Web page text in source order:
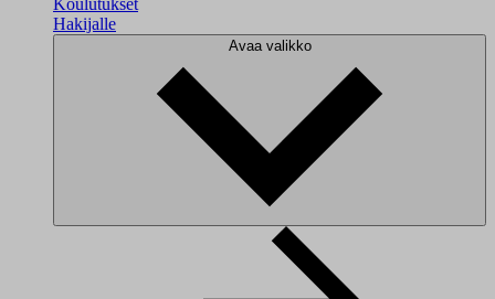
Hakijalle
Avaa valikko